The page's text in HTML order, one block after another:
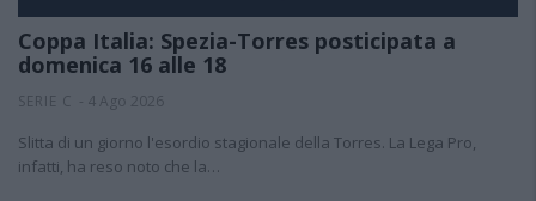
Coppa Italia: Spezia-Torres posticipata a
domenica 16 alle 18
SERIE C 4 Ago 2026
Slitta di un giorno l'esordio stagionale della Torres. La Lega Pro,
infatti, ha reso noto che la…